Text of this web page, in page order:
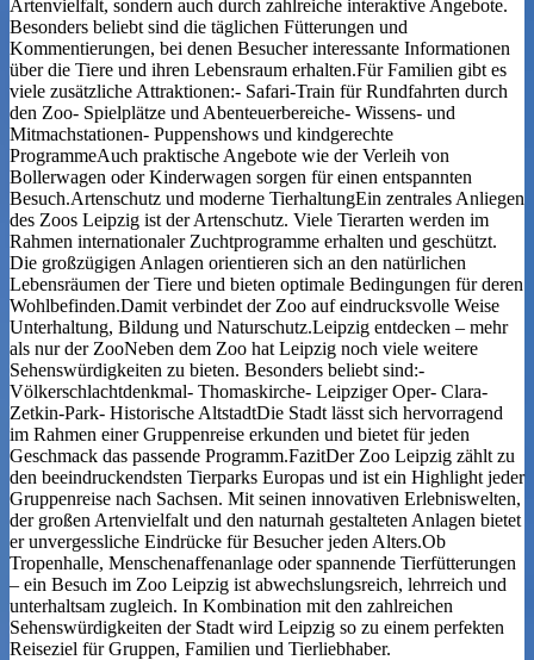
Artenvielfalt, sondern auch durch zahlreiche interaktive Angebote.
Besonders beliebt sind die täglichen Fütterungen und
Kommentierungen, bei denen Besucher interessante Informationen
über die Tiere und ihren Lebensraum erhalten.Für Familien gibt es
viele zusätzliche Attraktionen:- Safari-Train für Rundfahrten durch
den Zoo- Spielplätze und Abenteuerbereiche- Wissens- und
Mitmachstationen- Puppenshows und kindgerechte
ProgrammeAuch praktische Angebote wie der Verleih von
Bollerwagen oder Kinderwagen sorgen für einen entspannten
Besuch.Artenschutz und moderne TierhaltungEin zentrales Anliegen
des Zoos Leipzig ist der Artenschutz. Viele Tierarten werden im
Rahmen internationaler Zuchtprogramme erhalten und geschützt.
Die großzügigen Anlagen orientieren sich an den natürlichen
Lebensräumen der Tiere und bieten optimale Bedingungen für deren
Wohlbefinden.Damit verbindet der Zoo auf eindrucksvolle Weise
Unterhaltung, Bildung und Naturschutz.Leipzig entdecken – mehr
als nur der ZooNeben dem Zoo hat Leipzig noch viele weitere
Sehenswürdigkeiten zu bieten. Besonders beliebt sind:-
Völkerschlachtdenkmal- Thomaskirche- Leipziger Oper- Clara-
Zetkin-Park- Historische AltstadtDie Stadt lässt sich hervorragend
im Rahmen einer Gruppenreise erkunden und bietet für jeden
Geschmack das passende Programm.FazitDer Zoo Leipzig zählt zu
den beeindruckendsten Tierparks Europas und ist ein Highlight jeder
Gruppenreise nach Sachsen. Mit seinen innovativen Erlebniswelten,
der großen Artenvielfalt und den naturnah gestalteten Anlagen bietet
er unvergessliche Eindrücke für Besucher jeden Alters.Ob
Tropenhalle, Menschenaffenanlage oder spannende Tierfütterungen
– ein Besuch im Zoo Leipzig ist abwechslungsreich, lehrreich und
unterhaltsam zugleich. In Kombination mit den zahlreichen
Sehenswürdigkeiten der Stadt wird Leipzig so zu einem perfekten
Reiseziel für Gruppen, Familien und Tierliebhaber.